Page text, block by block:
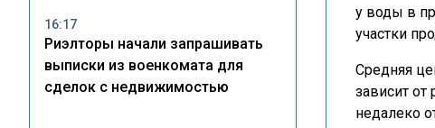
16:17
Риэлторы начали запрашивать
выписки из военкомата для
сделок с недвижимостью
у воды в
участки
Средняя
зависит
недалеко